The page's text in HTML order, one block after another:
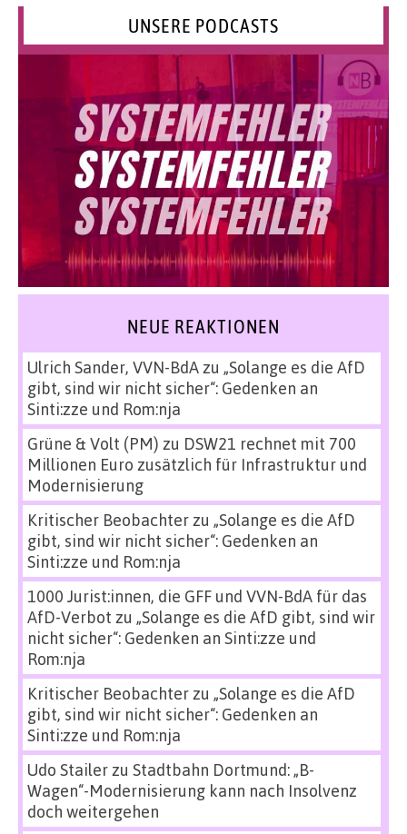
UNSERE PODCASTS
NEUE REAKTIONEN
Ulrich Sander, VVN-BdAzu „Solange es die AfD
gibt, sind wir nicht sicher“: Gedenken an
Sinti:zze und Rom:nja
Grüne & Volt (PM) zu DSW21 rechnet mit 700
Millionen Euro zusätzlich für Infrastruktur und
Modernisierung
Kritischer Beobachterzu „Solange es die AfD
gibt, sind wir nicht sicher“: Gedenken an
Sinti:zze und Rom:nja
1000 Jurist:innen, die GFF und VVN-BdA für das
AfD-Verbot zu „Solange es die AfD gibt, sind wir
nicht sicher“: Gedenken an Sinti:zze und
Rom:nja
Kritischer Beobachterzu „Solange es die AfD
gibt, sind wir nicht sicher“: Gedenken an
Sinti:zze und Rom:nja
Udo Stailerzu Stadtbahn Dortmund: „B-
Wagen“-Modernisierung kann nach Insolvenz
doch weitergehen